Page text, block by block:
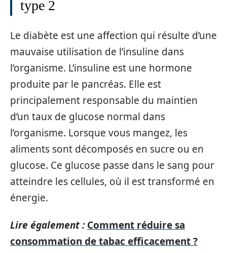
type 2
Le diabète est une affection qui résulte d’une
mauvaise utilisation de l’insuline dans
l’organisme. L’insuline est une hormone
produite par le pancréas. Elle est
principalement responsable du maintien
d’un taux de glucose normal dans
l’organisme. Lorsque vous mangez, les
aliments sont décomposés en sucre ou en
glucose. Ce glucose passe dans le sang pour
atteindre les cellules, où il est transformé en
énergie.
Lire également : Comment réduire sa
consommation de tabac efficacement ?